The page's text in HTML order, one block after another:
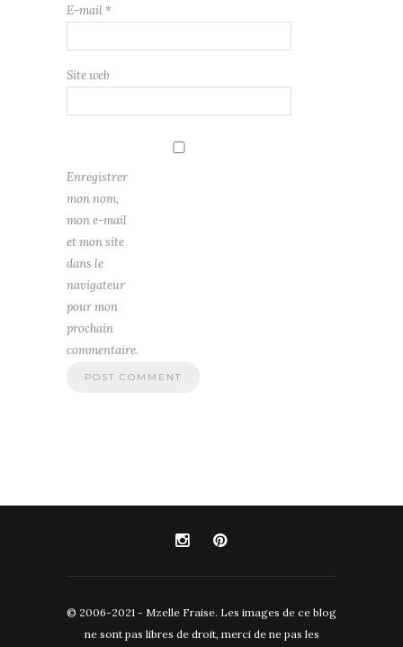
E-mail *
Site web
Enregistrer
mon nom,
mon e-mail
et mon site
dans le
navigateur
pour mon
prochain
commentaire.
© 2006-2021 - Mzelle Fraise. Les images de ce blog
ne sont pas libres de droit, merci de ne pas les